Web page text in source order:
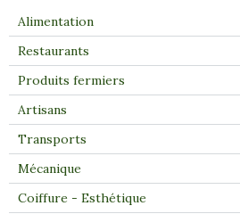
Alimentation
Restaurants
Produits fermiers
Artisans
Transports
Mécanique
Coiffure - Esthétique